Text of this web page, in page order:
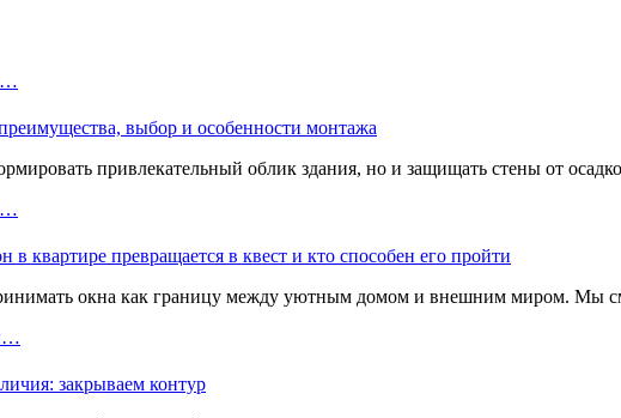
привлекательный облик здания, но и защищать стены от
…
окна как границу между уютным домом и внешним миром. Мы